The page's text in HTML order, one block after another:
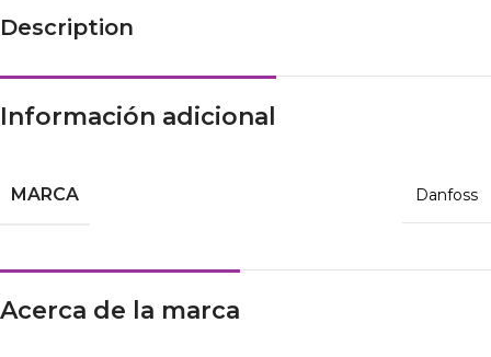
Description
Información adicional
MARCA Danfoss
Acerca de la marca